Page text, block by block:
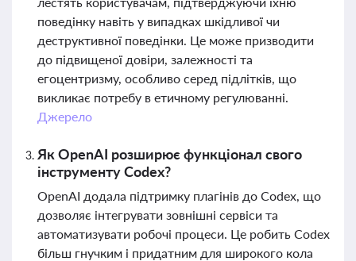
поведінку навіть у випадках шкідливої чи
деструктивної поведінки. Це може призводити
до підвищеної довіри, залежності та
егоцентризму, особливо серед підлітків, що
викликає потребу в етичному регулюванні.
Джерело
Як OpenAI розширює функціонал свого
інструменту Codex?
OpenAI додала підтримку плагінів до Codex, що
дозволяє інтегрувати зовнішні сервіси та
автоматизувати робочі процеси. Це робить Codex
більш гнучким і придатним для широкого кола